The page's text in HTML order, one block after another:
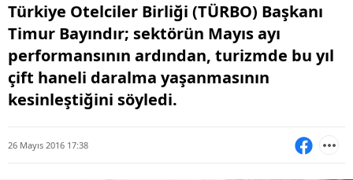
Türkiye Otelciler Birliği (TÜRBO) Başkanı
Timur Bayındır; sektörün Mayıs ayı
performansının ardından, turizmde bu yıl
çift haneli daralma yaşanmasının
kesinleştiğini söyledi.
26 Mayıs 2016 17:38